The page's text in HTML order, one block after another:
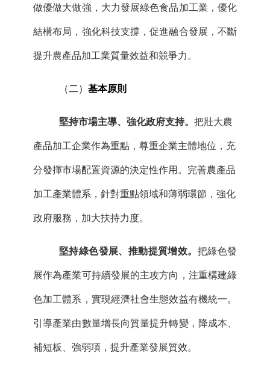
做優做大做強，大力發展綠色食品加工業，優化
結構布局，強化科技支撐，促進融合發展，不斷
提升農產品加工業質量效益和競爭力。
（二） 基本原則
堅持市場主導、強化政府支持。 把壯大農
產品加工企業作為重點，尊重企業主體地位，充
分發揮市場配置資源的決定性作用。完善農產品
加工產業體系，針對重點領域和薄弱環節，強化
政府服務，加大扶持力度。
堅持綠色發展、推動提質增效。 把綠色發
展作為產業可持續發展的主攻方向，注重構建綠
色加工體系，實現經濟社會生態效益有機統一。
引導產業由數量增長向質量提升轉變，降成本、
補短板、強弱項，提升產業發展質效。